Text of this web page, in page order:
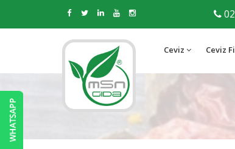
Ceviz Ceviz